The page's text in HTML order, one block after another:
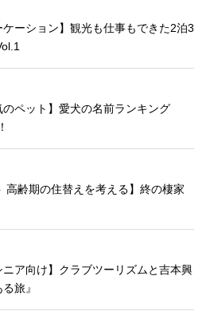
ケーション】観光も仕事もできた2泊3
のペット】愛犬の名前ランキング
高齢期の住替えを考える】終の棲家
ニア向け】クラブツーリズムと吉本興
旅』